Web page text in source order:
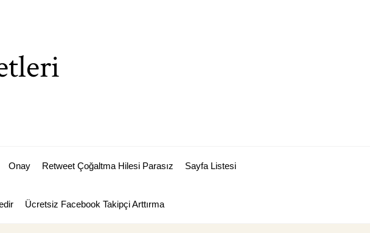
Onay Retweet Çoğaltma Hilesi Parasız Sayfa Listesi
Ücretsiz Facebook Takipçi Arttırma